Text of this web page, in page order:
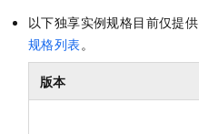
以下独享实例规格目前仅提供
规格列表。
版本